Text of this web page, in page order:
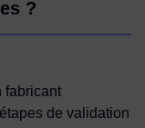
?
fabricant
de validation